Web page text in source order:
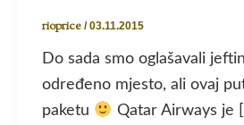
rioprice /03.11.2015
Do sada smo oglašavali
određeno mjesto, ali ovaj
paketu
Qatar Airways je